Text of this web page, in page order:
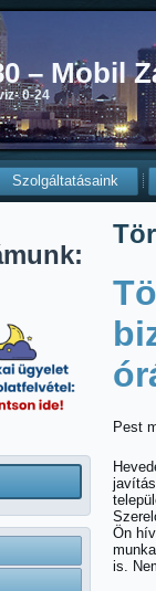
– Mobil
0-24
Szolgáltatásaink
Pest
Ön
is.